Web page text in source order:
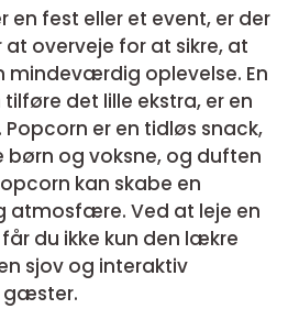
fest eller et event, er der
overveje for at sikre, at
oplevelse. En
det lille ekstra, er en
er en tidløs snack,
børn og voksne, og duften
kan skabe en
atmosfære. Ved at leje en
du ikke kun den lækre
sjov og interaktiv
gæster.